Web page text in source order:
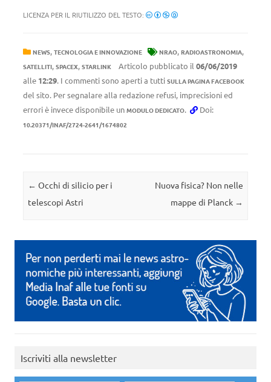
LICENZA PER IL RIUTILIZZO DEL TESTO:
NEWS, TECNOLOGIA E INNOVAZIONE NRAO, RADIOASTRONOMIA,
SATELLITI, SPACEX, STARLINK Articolo pubblicato il 06/06/2019
alle 12:29. I commenti sono aperti a tutti SULLA PAGINA FACEBOOK
del sito. Per segnalare alla redazione refusi, imprecisioni ed
errori è invece disponibile un MODULO DEDICATO. Doi:
10.20371/INAF/2724-2641/1674802
Navigazione articolo
← Occhi di silicio per i
telescopi Astri
Nuova fisica? Non nelle
mappe di Planck →
Iscriviti alla newsletter